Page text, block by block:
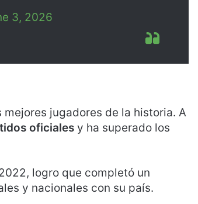
3, 2026
jugadores de la historia. A
oficiales y ha superado los
logro que completó un
y nacionales con su país.